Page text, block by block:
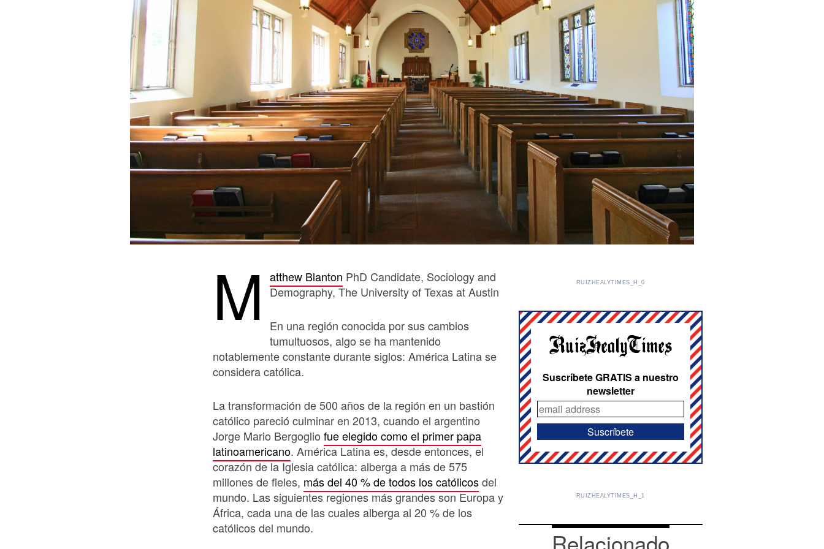
M atthew Blanton PhD Candidate, Sociology and
Demography, The University of Texas at Austin
En una región conocida por sus cambios
tumultuosos, algo se ha mantenido
notablemente constante durante siglos: América Latina se
considera católica.
La transformación de 500 años de la región en un bastión
católico pareció culminar en 2013, cuando el argentino
Jorge Mario Bergoglio fue elegido como el primer papa
latinoamericano. América Latina es, desde entonces, el
corazón de la Iglesia católica: alberga a más de 575
millones de fieles, más del 40 % de todos los católicosdel
mundo. Las siguientes regiones más grandes son Europa y
África, cada una de las cuales alberga al 20 % de los
católicos del mundo.
RUIZHEALYTIMES_H_0
Suscríbete GRATIS a nuestro
newsletter
RUIZHEALYTIMES_H_1